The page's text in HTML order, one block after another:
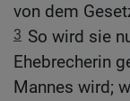
von dem
3 So wird sie
Ehebrecherin
Mannes wird;